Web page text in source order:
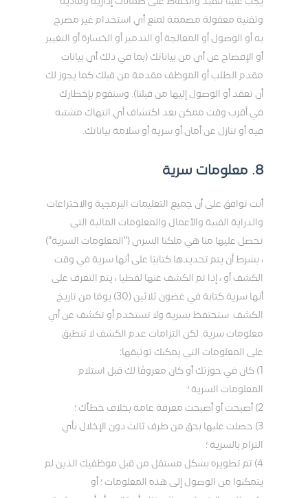
وتقنية معقولة مصممة لمنع أي استخدام غير مصرح
به أو الوصول أو المعالجة أو التدمير أو الخسارة أو التغيير
أو الإفصاح عن أي من بياناتك (بما في ذلك أي بيانات
مقدم الطلب أو الموظف مقدمة من قبلك كما يجوز لك
أن تعقد أو الوصول إليها من قبلنا). وسنقوم بإخطارك
في أقرب وقت ممكن بعد اكتشاف أي انتهاك مشتبه
فيه أو تنازل عن أمان أو سرية أو سلامة بياناتك.
8. معلومات سرية
أنت توافق على أن جميع التعليمات البرمجية والاختراعات
والدراية الفنية والأعمال والمعلومات المالية التي
تحصل عليها منا هي ملكنا السري ("المعلومات السرية")
، بشرط أن يتم تحديدها كتابيًا على أنها سرية في وقت
الكشف أو ، إذا تم الكشف عنها لفظيا ، يتم التعرف على
أنها سرية كتابة في غضون ثلاثين (30) يومًا من تاريخ
الكشف. ستحتفظ بسرية ولا تستخدم أو تكشف عن أي
معلومات سرية. لكن التزامات عدم الكشف لا تنطبق
على المعلومات التي يمكنك توثيقها:
1) كان في حوزتك أو كان معروفًا لك قبل استلام
المعلومات السرية ؛
2) أصبحت أو أصبحت معرفة عامة بخلاف خطأك ؛
3) حصلت عليها بحق من طرف ثالث دون الإخلال بأي
التزام بالسرية ؛
4) تم تطويره بشكل مستقل من قبل موظفيك الذين لم
يتمكنوا من الوصول إلى هذه المعلومات ؛ أو